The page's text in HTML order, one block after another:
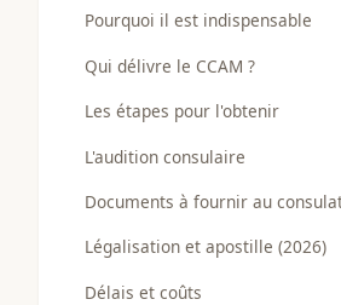
Pourquoi il est indispensable
Qui délivre le CCAM ?
Les étapes pour l'obtenir
L'audition consulaire
Documents à fournir au
Légalisation et apostille (2026)
Délais et coûts